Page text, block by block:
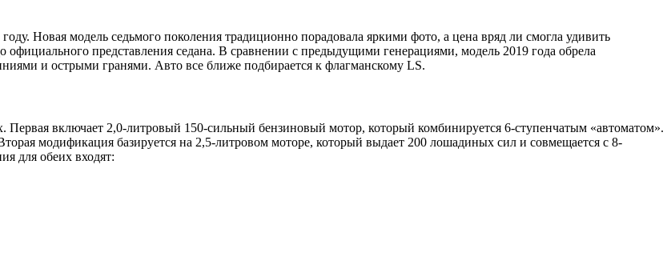
Новая модель седьмого поколения традиционно порадовала яркими фото, а цена вряд ли смогла удивить
представления седана. В сравнении с предыдущими генерациями, модель 2019 года обрела
и острыми гранями. Авто все ближе подбирается к флагманскому LS.
включает 2,0-литровый 150-сильный бензиновый мотор, который комбинируется 6-ступенчатым «автоматом».
модификация базируется на 2,5-литровом моторе, который выдает 200 лошадиных сил и совмещается с 8-
для обеих входят: